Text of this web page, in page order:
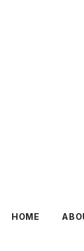
HOME